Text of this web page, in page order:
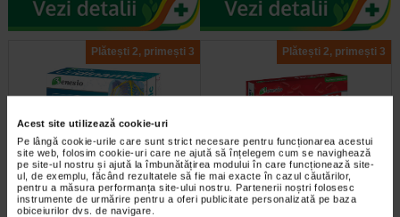
Acest site utilizează cookie-uri
Pe lângă cookie-urile care sunt strict necesare pentru funcționarea acestui
site web, folosim cookie-uri care ne ajută să înțelegem cum se navighează
pe site-ul nostru și ajută la îmbunătățirea modului în care funcționează site-
ul, de exemplu, făcând rezultatele să fie mai exacte în cazul căutărilor,
pentru a măsura performanța site-ului nostru. Partenerii noștri folosesc
instrumente de urmărire pentru a oferi publicitate personalizată pe baza
obiceiurilor dvs. de navigare.
Plătești 2, primești 3
Uridinamic, 30 comprimate
filmate, BENESIO
Plătești 2, primești 3
Ferofort fier micronizat, 30
capsule moi, Benesio